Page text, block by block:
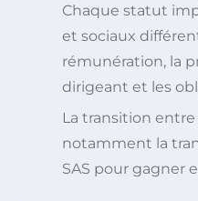
Chaque statut
et sociaux
rémunération, la
dirigeant et les
La transition
notamment la
SAS pour gagner